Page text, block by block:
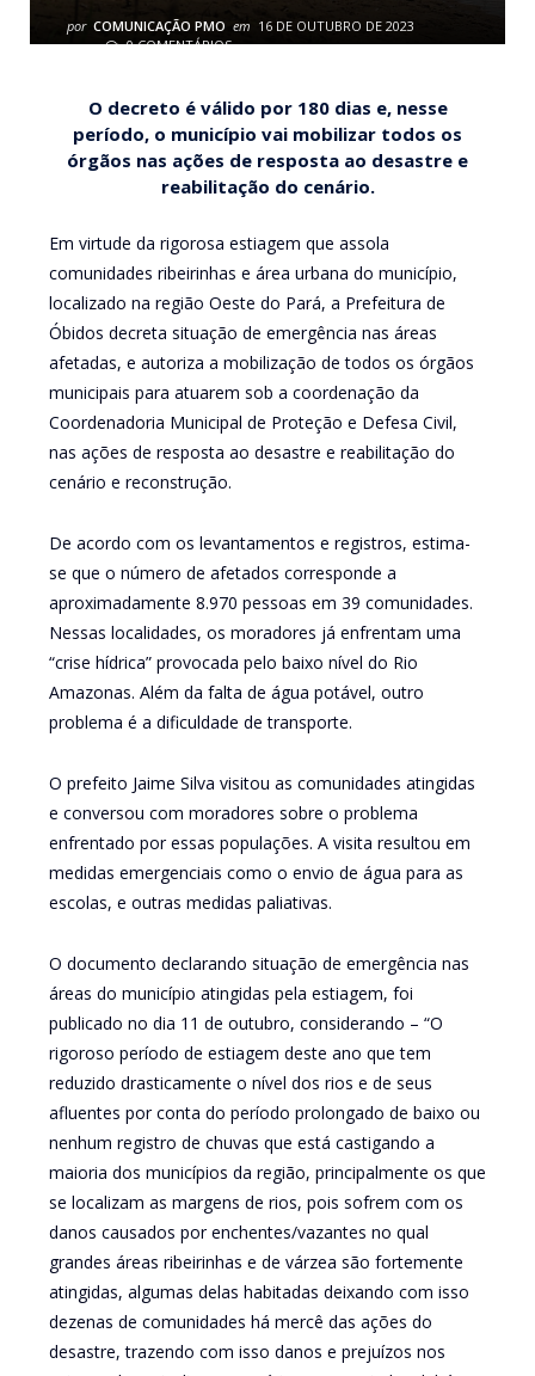
por COMUNICAÇÃO PMO em 16 DE OUTUBRO DE 2023
0 COMENTÁRIOS
O decreto é válido por 180 dias e, nesse
período, o município vai mobilizar todos os
órgãos nas ações de resposta ao desastre e
reabilitação do cenário.
Em virtude da rigorosa estiagem que assola
comunidades ribeirinhas e área urbana do município,
localizado na região Oeste do Pará, a Prefeitura de
Óbidos decreta situação de emergência nas áreas
afetadas, e autoriza a mobilização de todos os órgãos
municipais para atuarem sob a coordenação da
Coordenadoria Municipal de Proteção e Defesa Civil,
nas ações de resposta ao desastre e reabilitação do
cenário e reconstrução.
De acordo com os levantamentos e registros, estima-
se que o número de afetados corresponde a
aproximadamente 8.970 pessoas em 39 comunidades.
Nessas localidades, os moradores já enfrentam uma
“crise hídrica” provocada pelo baixo nível do Rio
Amazonas. Além da falta de água potável, outro
problema é a dificuldade de transporte.
O prefeito Jaime Silva visitou as comunidades atingidas
e conversou com moradores sobre o problema
enfrentado por essas populações. A visita resultou em
medidas emergenciais como o envio de água para as
escolas, e outras medidas paliativas.
O documento declarando situação de emergência nas
áreas do município atingidas pela estiagem, foi
publicado no dia 11 de outubro, considerando – “O
rigoroso período de estiagem deste ano que tem
reduzido drasticamente o nível dos rios e de seus
afluentes por conta do período prolongado de baixo ou
nenhum registro de chuvas que está castigando a
maioria dos municípios da região, principalmente os que
se localizam as margens de rios, pois sofrem com os
danos causados por enchentes/vazantes no qual
grandes áreas ribeirinhas e de várzea são fortemente
atingidas, algumas delas habitadas deixando com isso
dezenas de comunidades há mercê das ações do
desastre, trazendo com isso danos e prejuízos nos